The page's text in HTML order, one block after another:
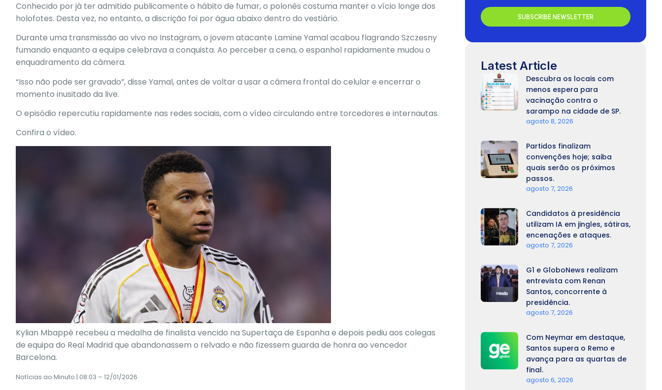
Conhecido por já ter admitido publicamente o hábito de fumar, o polonês costuma manter o vício longe dos
holofotes. Desta vez, no entanto, a discrição foi por água abaixo dentro do vestiário.
Durante uma transmissão ao vivo no Instagram, o jovem atacante Lamine Yamal acabou flagrando Szczesny
fumando enquanto a equipe celebrava a conquista. Ao perceber a cena, o espanhol rapidamente mudou o
enquadramento da câmera.
“Isso não pode ser gravado”, disse Yamal, antes de voltar a usar a câmera frontal do celular e encerrar o
momento inusitado da live.
O episódio repercutiu rapidamente nas redes sociais, com o vídeo circulando entre torcedores e internautas.
Confira o vídeo.
Kylian Mbappé recebeu a medalha de finalista vencido na Supertaça de Espanha e depois pediu aos colegas
de equipa do Real Madrid que abandonassem o relvado e não fizessem guarda de honra ao vencedor
Barcelona.
Notícias ao Minuto | 08:03 – 12/01/2026
SUBSCRIBE NEWSLETTER
Latest Article
Descubra os locais com
menos espera para
vacinação contra o
sarampo na cidade de SP.
agosto 8, 2026
Partidos finalizam
convenções hoje; saiba
quais serão os próximos
passos.
agosto 7, 2026
Candidatos à presidência
utilizam IA em jingles, sátiras,
encenações e ataques.
agosto 7, 2026
G1 e GloboNews realizam
entrevista com Renan
Santos, concorrente à
presidência.
agosto 7, 2026
Com Neymar em destaque,
Santos supera o Remo e
avança para as quartas de
final.
agosto 6, 2026